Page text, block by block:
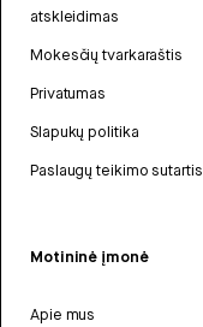
atskleidimas
Mokesčių tvarkaraštis
Privatumas
Slapukų politika
Paslaugų teikimo sutartis
Motininė įmonė
Apie mus